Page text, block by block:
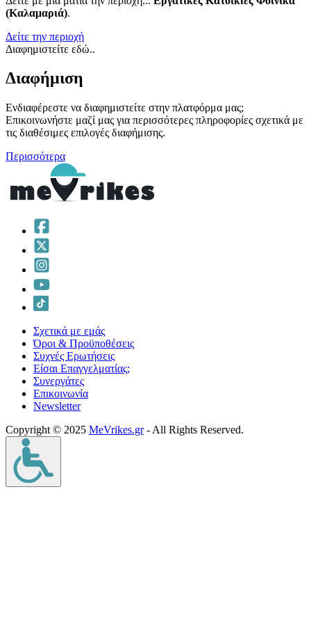
(Καλαμαριά).
Δείτε την περιοχή
Διαφημιστείτε εδώ..
Διαφήμιση
Ενδιαφέρεστε να διαφημιστείτε στην πλατφόρμα μας;
Επικοινωνήστε μαζί μας για περισσότερες πληροφορίες σχετικά με
τις διαθέσιμες επιλογές διαφήμισης.
Περισσότερα
Σχετικά με εμάς
Όροι & Προϋποθέσεις
Συχνές Ερωτήσεις
Είσαι Επαγγελματίας;
Συνεργάτες
Επικοινωνία
Νewsletter
Copyright © 2025 MeVrikes.gr- All Rights Reserved.